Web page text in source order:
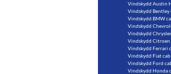
Vindskydd Austin
Vindskydd Bentley
Vindskydd BMW
Vindskydd
Vindskydd
Vindskydd Citroen
Vindskydd Ferrari
Vindskydd Fiat cab
Vindskydd Ford
Vindskydd Honda